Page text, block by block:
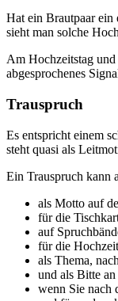
Hat ein Brautpaar ein
sieht man solche
Am Hochzeitstag
abgesprochenes
Trauspruch
Es entspricht einem
steht quasi als
Ein Trauspruch kann
als Motto auf
für die
auf
für die
als Thema,
und als Bitte an
wenn Sie nach